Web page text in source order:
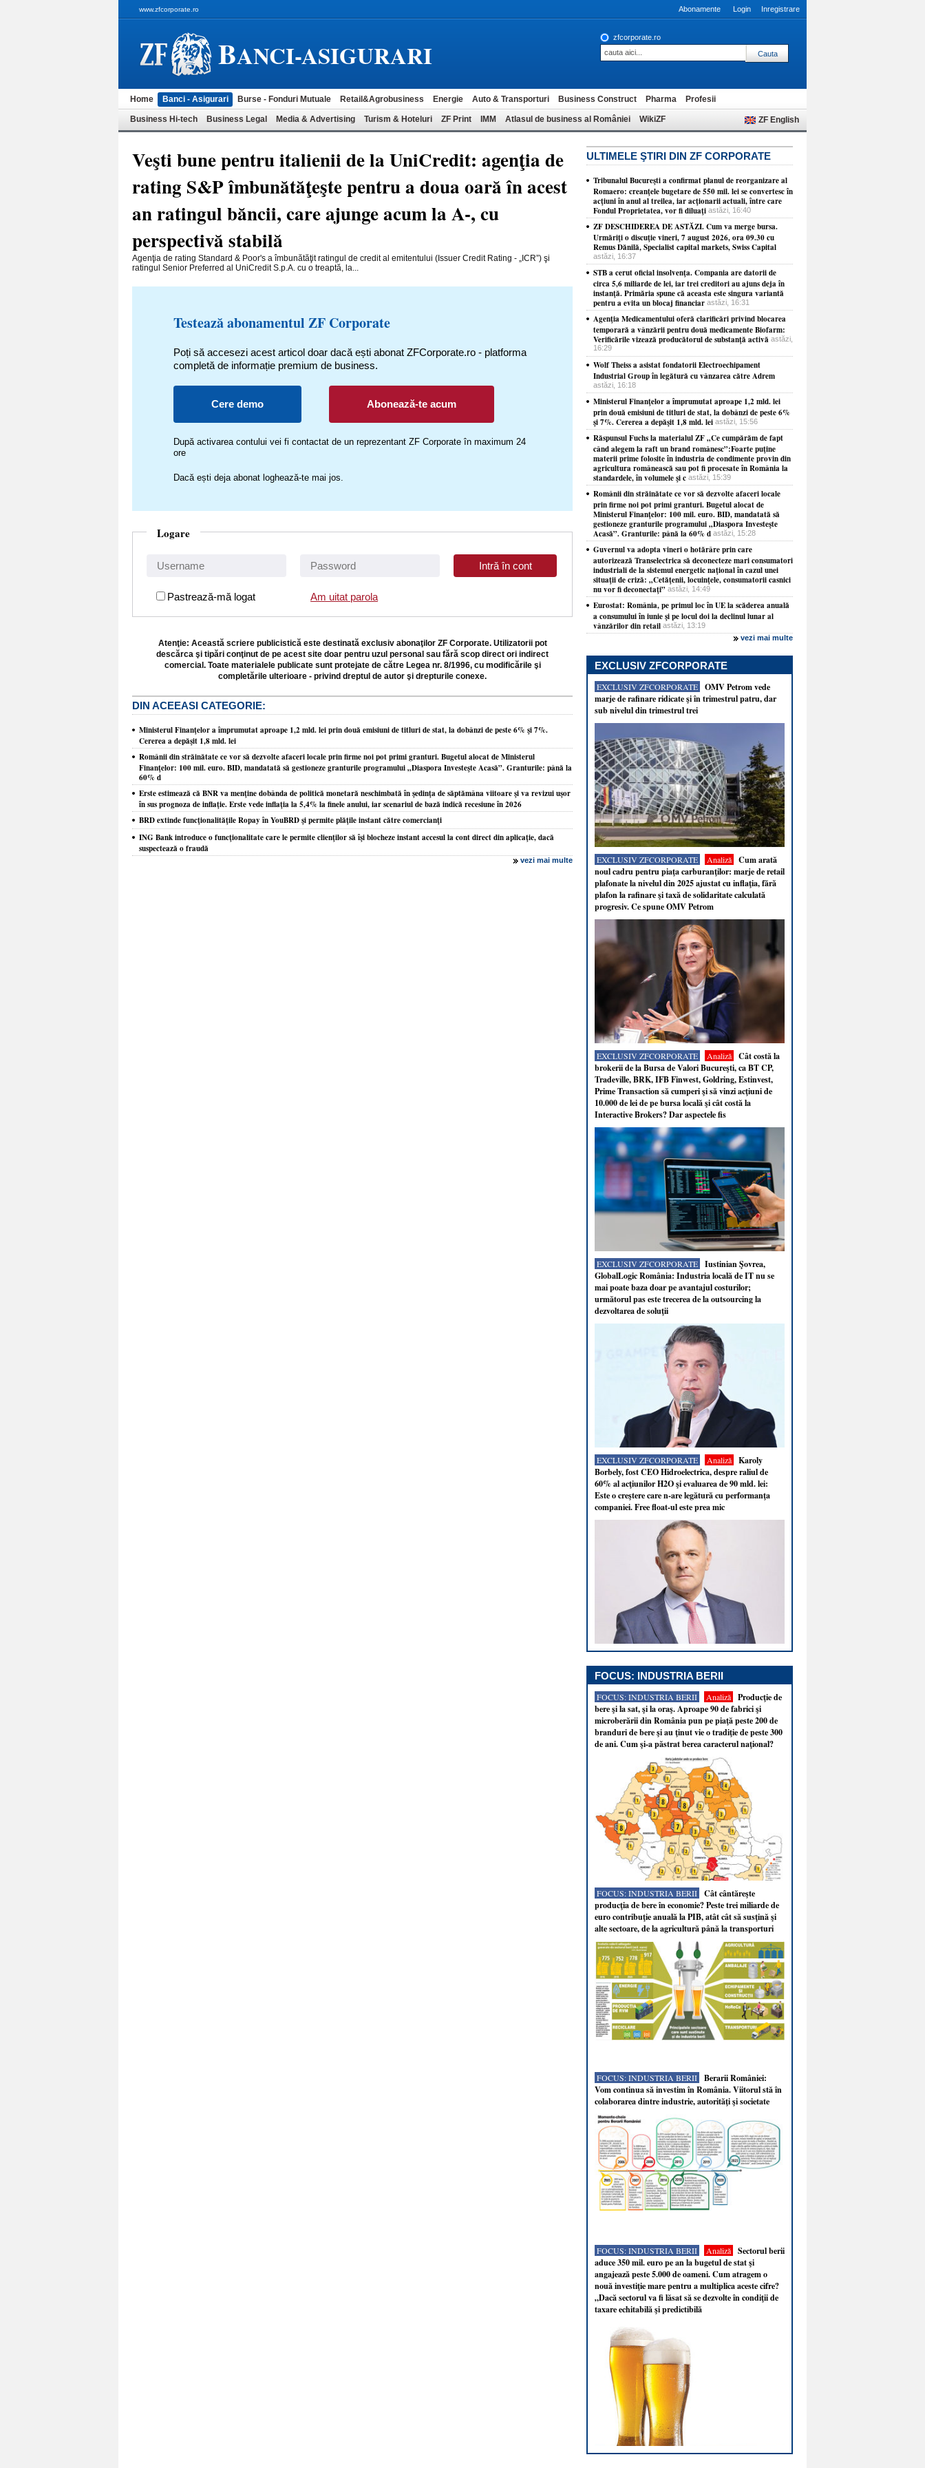
www.zfcorporate.ro Abonamente Login Inregistrare
BANCI-ASIGURARI
zfcorporate.ro
Home Banci - Asigurari Burse - Fonduri Mutuale Retail&Agrobusiness Energie Auto & Transporturi Business Construct Pharma Profesii
Business Hi-tech Business Legal Media & Advertising Turism & Hoteluri ZF Print IMM Atlasul de business al României WikiZF ZF English
Veşti bune pentru italienii de la UniCredit: agenţia de
rating S&P îmbunătăţeşte pentru a doua oară în acest
an ratingul băncii, care ajunge acum la A-, cu
perspectivă stabilă
Agenţia de rating Standard & Poor's a îmbunătăţit ratingul de credit al emitentului (Issuer Credit Rating - „ICR”) şi
ratingul Senior Preferred al UniCredit S.p.A. cu o treaptă, la...
Testează abonamentul ZF Corporate
Poți să accesezi acest articol doar dacă ești abonat ZFCorporate.ro - platforma
completă de informație premium de business.
Cere demo Abonează-te acum
După activarea contului vei fi contactat de un reprezentant ZF Corporate în maximum 24
ore
Dacă ești deja abonat loghează-te mai jos.
Logare
Pastrează-mă logat Am uitat parola
Atenţie: Această scriere publicistică este destinată exclusiv abonaţilor ZF Corporate. Utilizatorii pot
descărca şi tipări conţinut de pe acest site doar pentru uzul personal sau fără scop direct ori indirect
comercial. Toate materialele publicate sunt protejate de către Legea nr. 8/1996, cu modificările şi
completările ulterioare - privind dreptul de autor şi drepturile conexe.
DIN ACEEASI CATEGORIE:
Ministerul Finanţelor a împrumutat aproape 1,2 mld. lei prin două emisiuni de titluri de stat, la dobânzi de peste 6% şi 7%.
Cererea a depăşit 1,8 mld. lei
Românii din străinătate ce vor să dezvolte afaceri locale prin firme noi pot primi granturi. Bugetul alocat de Ministerul
Finanţelor: 100 mil. euro. BID, mandatată să gestioneze granturile programului „Diaspora Investeşte Acasă”. Granturile: până la
60% d
Erste estimează că BNR va menţine dobânda de politică monetară neschimbată în şedinţa de săptămâna viitoare şi va revizui uşor
în sus prognoza de inflaţie. Erste vede inflaţia la 5,4% la finele anului, iar scenariul de bază indică recesiune în 2026
BRD extinde funcţionalităţile Ropay în YouBRD şi permite plăţile instant către comercianţi
ING Bank introduce o funcţionalitate care le permite clienţilor să îşi blocheze instant accesul la cont direct din aplicaţie, dacă
suspectează o fraudă
vezi mai multe
ULTIMELE ŞTIRI DIN ZF CORPORATE
Tribunalul Bucureşti a confirmat planul de reorganizare al
Romaero: creanţele bugetare de 550 mil. lei se convertesc în
acţiuni în anul al treilea, iar acţionarii actuali, între care
Fondul Proprietatea, vor fi diluaţi astăzi, 16:40
ZF DESCHIDEREA DE ASTĂZI. Cum va merge bursa.
Urmăriţi o discuţie vineri, 7 august 2026, ora 09.30 cu
Remus Dănilă, Specialist capital markets, Swiss Capital
astăzi, 16:37
STB a cerut oficial insolvenţa. Compania are datorii de
circa 5,6 miliarde de lei, iar trei creditori au ajuns deja în
instanţă. Primăria spune că aceasta este singura variantă
pentru a evita un blocaj financiar astăzi, 16:31
Agenţia Medicamentului oferă clarificări privind blocarea
temporară a vânzării pentru două medicamente Biofarm:
Verificările vizează producătorul de substanţă activă astăzi,
16:29
Wolf Theiss a asistat fondatorii Electroechipament
Industrial Group în legătură cu vânzarea către Adrem
astăzi, 16:18
Ministerul Finanţelor a împrumutat aproape 1,2 mld. lei
prin două emisiuni de titluri de stat, la dobânzi de peste 6%
şi 7%. Cererea a depăşit 1,8 mld. lei astăzi, 15:56
Răspunsul Fuchs la materialul ZF „Ce cumpărăm de fapt
când alegem la raft un brand românesc”:Foarte puţine
materii prime folosite în industria de condimente provin din
agricultura românească sau pot fi procesate în România la
standardele, în volumele şi c astăzi, 15:39
Românii din străinătate ce vor să dezvolte afaceri locale
prin firme noi pot primi granturi. Bugetul alocat de
Ministerul Finanţelor: 100 mil. euro. BID, mandatată să
gestioneze granturile programului „Diaspora Investeşte
Acasă”. Granturile: până la 60% d astăzi, 15:28
Guvernul va adopta vineri o hotărâre prin care
autorizează Transelectrica să deconecteze mari consumatori
industriali de la sistemul energetic naţional în cazul unei
situaţii de criză: „Cetăţenii, locuinţele, consumatorii casnici
nu vor fi deconectaţi” astăzi, 14:49
Eurostat: România, pe primul loc în UE la scăderea anuală
a consumului în iunie şi pe locul doi la declinul lunar al
vânzărilor din retail astăzi, 13:19
vezi mai multe
EXCLUSIV ZFCORPORATE
EXCLUSIV ZFCORPORATE
OMV Petrom vede
marje de rafinare ridicate şi în trimestrul patru, dar
sub nivelul din trimestrul trei
EXCLUSIV ZFCORPORATE Analiză
Cum arată
noul cadru pentru piaţa carburanţilor: marje de retail
plafonate la nivelul din 2025 ajustat cu inflaţia, fără
plafon la rafinare şi taxă de solidaritate calculată
progresiv. Ce spune OMV Petrom
EXCLUSIV ZFCORPORATE Analiză
Cât costă la
brokerii de la Bursa de Valori Bucureşti, ca BT CP,
Tradeville, BRK, IFB Finwest, Goldring, Estinvest,
Prime Transaction să cumperi şi să vinzi acţiuni de
10.000 de lei de pe bursa locală şi cât costă la
Interactive Brokers? Dar aspectele fis
EXCLUSIV ZFCORPORATE
Iustinian Şovrea,
GlobalLogic România: Industria locală de IT nu se
mai poate baza doar pe avantajul costurilor;
următorul pas este trecerea de la outsourcing la
dezvoltarea de soluţii
EXCLUSIV ZFCORPORATE Analiză
Karoly
Borbely, fost CEO Hidroelectrica, despre raliul de
60% al acţiunilor H2O şi evaluarea de 90 mld. lei:
Este o creştere care n-are legătură cu performanţa
companiei. Free float-ul este prea mic
FOCUS: INDUSTRIA BERII
FOCUS: INDUSTRIA BERII Analiză
Producţie de
bere şi la sat, şi la oraş. Aproape 90 de fabrici şi
microberării din România pun pe piaţă peste 200 de
branduri de bere şi au ţinut vie o tradiţie de peste 300
de ani. Cum şi-a păstrat berea caracterul naţional?
FOCUS: INDUSTRIA BERII
Cât cântăreşte
producţia de bere în economie? Peste trei miliarde de
euro contribuţie anuală la PIB, atât cât să susţină şi
alte sectoare, de la agricultură până la transporturi
FOCUS: INDUSTRIA BERII
Berarii României:
Vom continua să investim în România. Viitorul stă în
colaborarea dintre industrie, autorităţi şi societate
FOCUS: INDUSTRIA BERII Analiză
Sectorul berii
aduce 350 mil. euro pe an la bugetul de stat şi
angajează peste 5.000 de oameni. Cum atragem o
nouă investiţie mare pentru a multiplica aceste cifre?
„Dacă sectorul va fi lăsat să se dezvolte în condiţii de
taxare echitabilă şi predictibilă